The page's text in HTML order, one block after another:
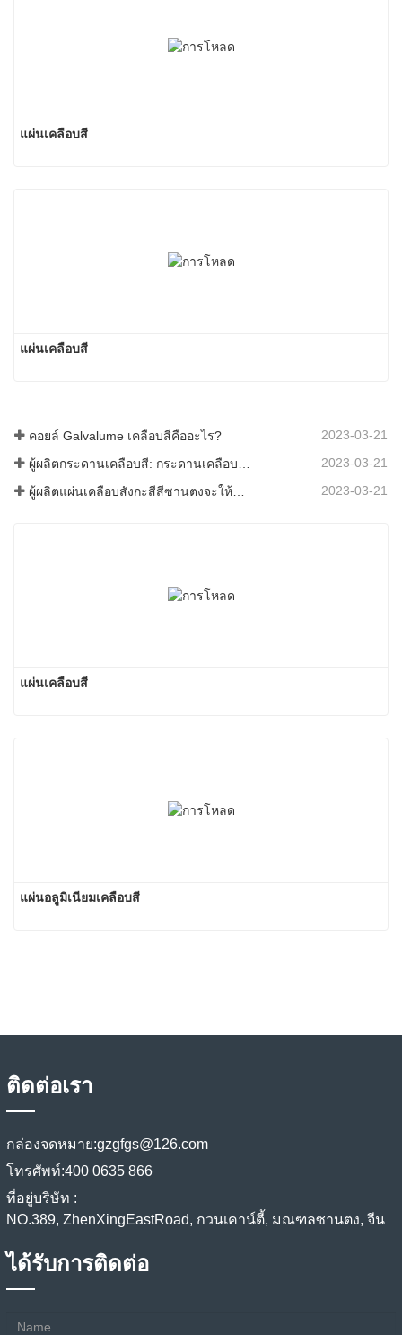
แผ่นเคลือบสี
แผ่นเคลือบสี
คอยล์ Galvalume เคลือบสีคืออะไร? 2023-03-21
2023-03-21
ผู้ผลิตแผ่นเคลือบสังกะสีสีซานตงจะให้คำอธิบายเกี่ยวกับซอฟต์แวร์ที่แตกต่างกันไปสำหรับคุณ 2023-03-21
แผ่นเคลือบสี
แผ่นอลูมิเนียมเคลือบสี
ติดต่อเรา
กล่องจดหมาย:gzgfgs@126.com
โทรศัพท์:400 0635 866
ที่อยู่บริษัท :
NO.389, ZhenXingEastRoad, กวนเคาน์ตี้, มณฑลซานตง, จีน
ได้รับการติดต่อ